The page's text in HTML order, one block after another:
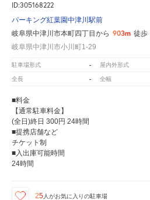
ID:305168222
パーキング紅葉園中津川駅前
岐阜県中津川市本町四丁目から 903m 徒歩
岐阜県中津川市小川町1-29
駐車場形式 - 屋内外形式
全長 - 全幅
■料金
【通常駐車料金】
(全日)終日 300円 24時間
■提携店舗など
チケット制
■入出庫可能時間
24時間
25人がお気に入りの駐車場